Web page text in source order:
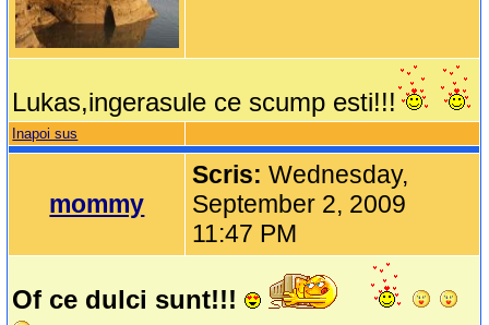
Lukas,ingerasule ce scump esti!!!
Inapoi sus
mommy
Scris:Wednesday,
September 2, 2009
11:47 PM
Of ce dulci sunt!!!